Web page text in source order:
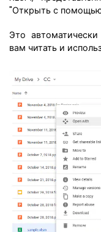
"Открыть с
Это
вам читать и